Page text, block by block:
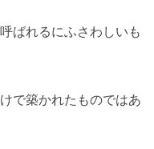
呼ばれるにふさわしいも
で築かれたものではあ